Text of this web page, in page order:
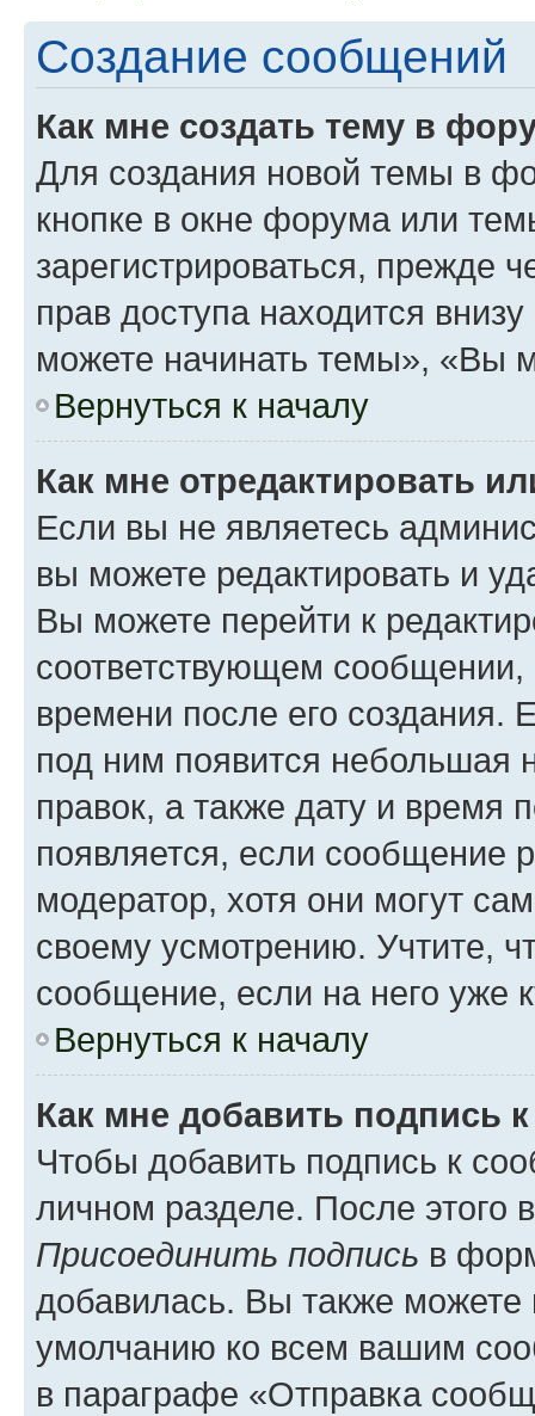
Создание сообщений
Как мне создать тему в
Для создания новой темы в
кнопке в окне форума или
зарегистрироваться, прежде
прав доступа находится
можете начинать темы», «Вы
Вернуться к началу
Как мне отредактировать
Если вы не являетесь
вы можете редактировать и
Вы можете перейти к
соответствующем сообщении,
времени после его создания.
под ним появится небольшая
правок, а также дату и время
появляется, если сообщение
модератор, хотя они могут
своему усмотрению. Учтите,
сообщение, если на него уже
Вернуться к началу
Как мне добавить подпись
Чтобы добавить подпись к
личном разделе. После этого
Присоединить подпись в
добавилась. Вы также можете
умолчанию ко всем вашим
в параграфе «Отправка